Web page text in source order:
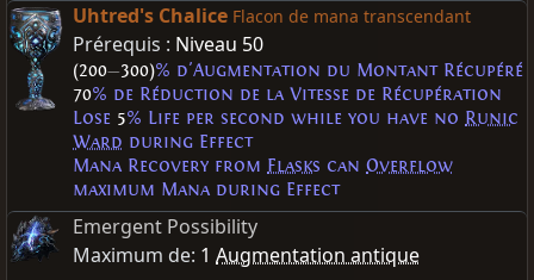
Uhtred's Chalice Flacon de mana transcendant
Prérequis : Niveau 50
(200—300)% d'Augmentation du Montant Récupéré
70% de Réduction de la Vitesse de Récupération
Lose 5% Life per second while you have no Runic
Ward during Effect
Mana Recovery from Flasks can Overflow
maximum Mana during Effect
Emergent Possibility
Maximum de: 1 Augmentation antique